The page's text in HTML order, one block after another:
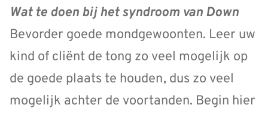
Wat te doen bij het syndroom van Down
Bevorder goede mondgewoonten. Leer uw
kind of cliënt de tong zo veel mogelijk op
de goede plaats te houden, dus zo veel
mogelijk achter de voortanden. Begin hier